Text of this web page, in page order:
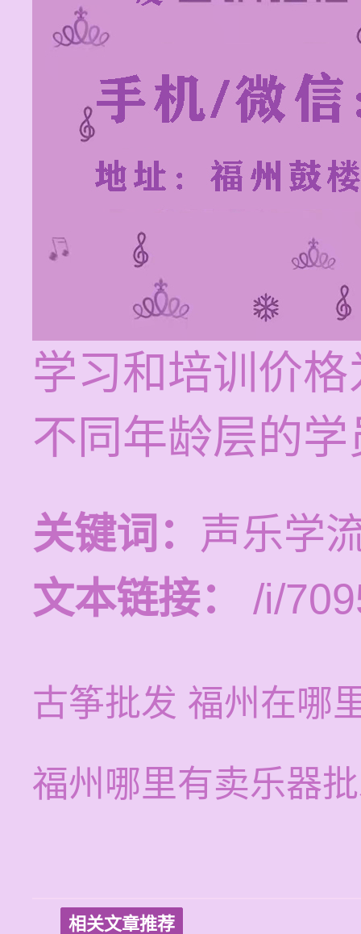
学习和培训价
不同年龄层的学
关键词： 声乐学
文本链接：
/i/
古筝批发 福州在哪
福州哪里有卖乐器
相关文章推荐